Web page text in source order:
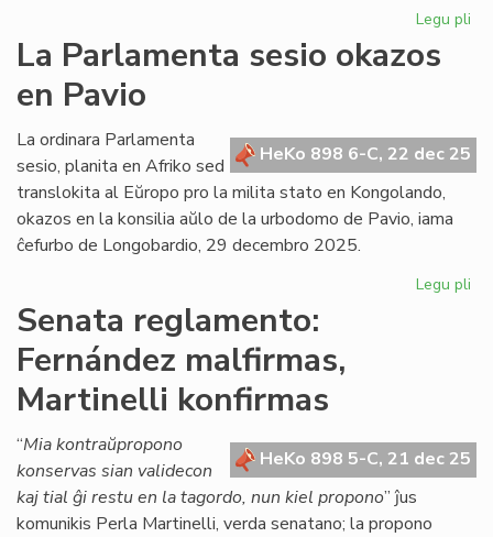
Legu pli
la
La Parlamenta sesio okazos
en Pavio
HeKo 898 6-C, 22 dec 25
La ordinara Parlamenta
sesio, planita en Afriko sed
translokita al Eŭropo pro la milita stato en Kongolando,
okazos en la konsilia aŭlo de la urbodomo de Pavio, iama
ĉefurbo de Longobardio, 29 decembro 2025.
Legu pli
Senata reglamento:
Fernández malfirmas,
Martinelli konfirmas
HeKo 898 5-C, 21 dec 25
“Mia kontraŭpropono
konservas sian validecon
kaj tial ĝi restu en la tagordo, nun kiel propono” ĵus
komunikis Perla Martinelli, verda senatano; la propono